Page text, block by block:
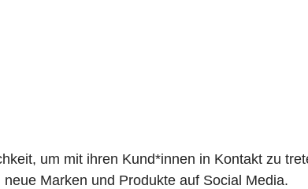
um mit ihren Kund*innen in Kontakt zu
neue Marken und Produkte auf Social Media.